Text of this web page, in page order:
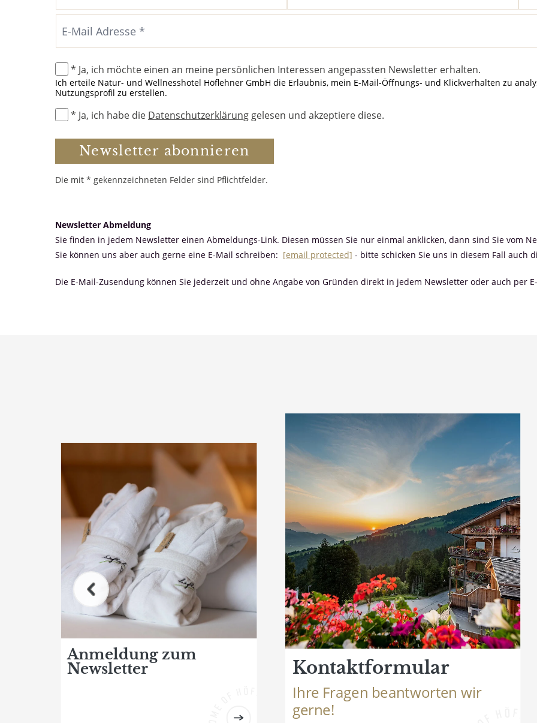
* Ja, ich möchte einen an meine persönlichen Interessen angepassten Newsletter erhalten.
Ich erteile Natur- und Wellnesshotel Höflehner GmbH die Erlaubnis, mein E-Mail-Öffnungs- und Klickverhalten zu
Nutzungsprofil zu erstellen.
* Ja, ich habe die Datenschutzerklärung gelesen und akzeptiere diese.
Newsletter abonnieren
Die mit * gekennzeichneten Felder sind Pflichtfelder.
Newsletter Abmeldung
Sie finden in jedem Newsletter einen Abmeldungs-Link. Diesen müssen Sie nur einmal anklicken, dann sind Sie vom
Sie können uns aber auch gerne eine E-Mail schreiben: [email protected] - bitte schicken Sie uns in diesem Fall auch
Die E-Mail-Zusendung können Sie jederzeit und ohne Angabe von Gründen direkt in jedem Newsletter oder auch per
Kontaktformular
Ihre Fragen beantworten wir
gerne!
Anmeldung zum
Newsletter